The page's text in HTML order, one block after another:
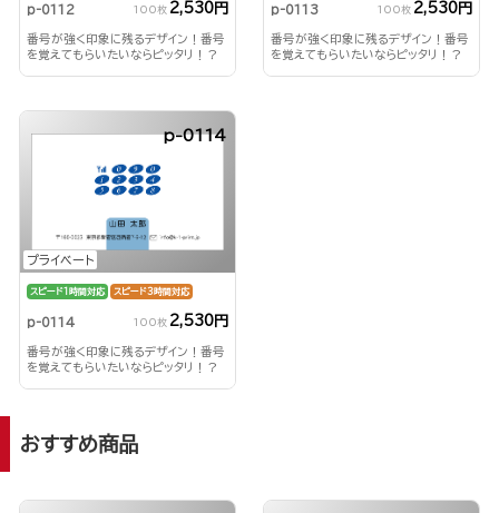
p-0112 100枚 2,530円
番号が強く印象に残るデザイン！番号
を覚えてもらいたいならピッタリ！？
p-0113 100枚 2,530円
番号が強く印象に残るデザイン！番号
を覚えてもらいたいならピッタリ！？
プライベート
p-0114
スピード1時間対応 スピード3時間対応
p-0114 100枚 2,530円
番号が強く印象に残るデザイン！番号
を覚えてもらいたいならピッタリ！？
おすすめ商品